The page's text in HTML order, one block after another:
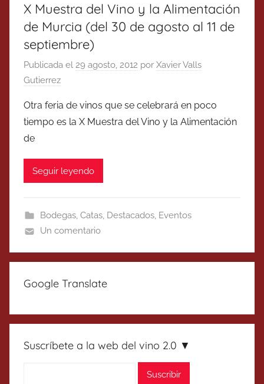
X Muestra del Vino y la Alimentación
de Murcia (del 30 de agosto al 11 de
septiembre)
Publicada el 29 agosto, 2012 por Xavier Valls
Gutierrez
Otra feria de vinos que se celebrará en poco
tiempo es la X Muestra del Vino y la Alimentación
de
Seguir leyendo
Bodegas, Catas, Destacados, Eventos
Un comentario
Google Translate
Suscríbete a la web del vino 2.0 ▼